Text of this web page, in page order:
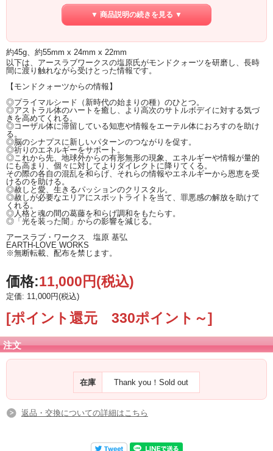
すべてのレベル（チャクラ）を浄化、調整しますが、
とくに、ハートチャクラに強力に働きかけ
アストラルレベルでのハートチャクラの癒しにパワーを発揮します。
ょう。
ハートチャクラの深いブロックが解除され癒されるということは
本当の意味で、自分自身と繋がり、地球と繋がり、宇宙と繋がるということ。
自分自身と向き合う時の強力なサポーターとして
そして、強力なヒーラーとして活躍してくれることでしょう。
▼ 商品説明の続きを見る ▼
約45g、約55mm x 24mm x 22mm
以下は、アースラブワークスの塩原氏がモンドクォーツを研磨し、長時
間に渡り触れながら受けとった情報です。
【モンドクォーツからの情報】
◎プライマルシード（新時代の始まりの種）のひとつ。
◎アストラル体のハートを癒し、より高次のサトルボデイに対する気づ
きを高めてくれる。
◎コーザル体に滞留している知恵や情報をエーテル体におろすのを助け
る。
◎脳のシナプスに新しいパターンのつながりを促す。
◎祈りのエネルギーをサポート。
◎これから先、地球外からの有形無形の現象、エネルギーや情報が量的
にも高まり、個々に対してよりダイレクトに降りてくる。
その際の各自の混乱を和らげ、それらの情報やエネルギーから恩恵を受
けるのを助ける。
◎赦しと愛、生きるパッションのクリスタル。
◎赦しが必要なエリアにスポットライトを当て、罪悪感の解放を助けて
くれる。
◎人格と魂の間の葛藤を和らげ調和をもたらす。
◎「光を装った闇」からの影響を減じる。
アースラブ・ワークス 塩原 基弘
EARTH-LOVE WORKS
※無断転載、配布を禁じます。
価格:11,000円(税込)
定価: 11,000円(税込)
[ポイント還元 330ポイント～]
注文
在庫 Thank you！Sold out
返品・交換についての詳細はこちら